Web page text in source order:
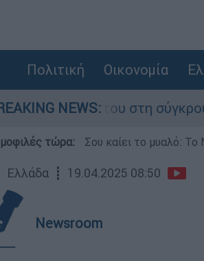
Πολιτική Οικονομία
NEWS:
τη ζωή του στη σύγκρουση
τώρα: Σου καίει το μυαλό:
Ελλάδα ┋ 19.04.2025 08:50
Newsroom